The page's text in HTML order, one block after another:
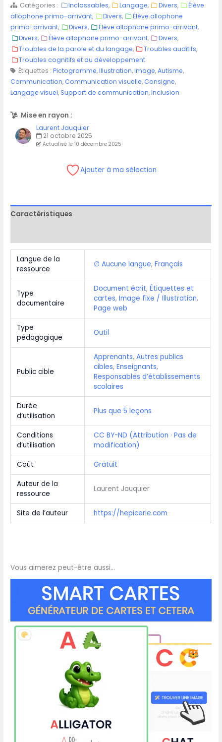
Catégories : Inclassables, Langage, Divers,
Élève
allophone primo-arrivant, Divers,
Élève allophone
primo-arrivant, Divers, Élève allophone primo-arrivant,
Divers, Élève allophone primo-arrivant, Divers,
Troubles de la parole et du langage, Troubles auditifs,
Troubles cognitifs et du développement
Étiquettes :Pictogramme,Illustration,Image,Autisme,
Communication,Communication visuelle,Consigne,
Langage visuel, Support de communication,Inclusion
Mise en rayon :
Laurent Jauquier
21 octobre 2025
Actualisé le 10 décembre 2025
Ajouter à ma sélection
Caractéristiques
Langue de la
ressource
∅ Aucune langue,Français
Type
documentaire
Document écrit,Étiquettes et
cartes,Image fixe / Illustration,
Page web
Type
pédagogique
Outil
Public cible
Apprenants,Autres publics
cibles,Enseignants,
Responsables d’établissements
scolaires
Durée
d’utilisation
Plus que 5 leçons
Conditions
d’utilisation
CC BY-ND (Attribution · Pas de
modification)
Coût Gratuit
Auteur de la
ressource
Laurent Jauquier
Site de l’auteur https://hepicerie.com
Vous aimerez peut-être aussi…